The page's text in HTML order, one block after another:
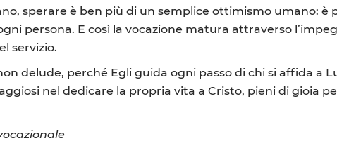
sperare è ben più di un semplice ottimismo umano: è
persona. E così la vocazione matura attraverso
servizio.
delude, perché Egli guida ogni passo di chi si affida a
nel dedicare la propria vita a Cristo, pieni di gioia